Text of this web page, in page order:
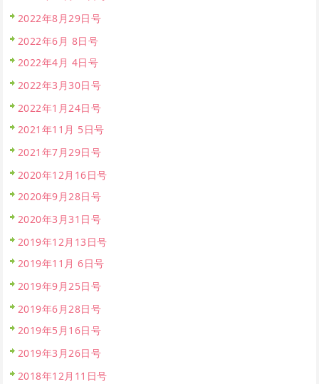
2022年8月29日号
2022年6月 8日号
2022年4月 4日号
2022年3月30日号
2022年1月24日号
2021年11月 5日号
2021年7月29日号
2020年12月16日号
2020年9月28日号
2020年3月31日号
2019年12月13日号
2019年11月 6日号
2019年9月25日号
2019年6月28日号
2019年5月16日号
2019年3月26日号
2018年12月11日号